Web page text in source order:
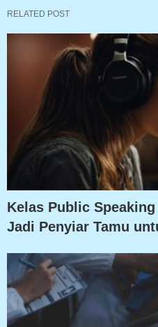
RELATED POST
Kelas Public
Jadi Penyiar Tamu